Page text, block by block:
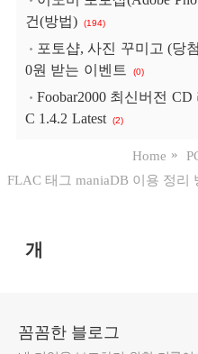
건(방법)
(194)
포토샵, 사진 꾸미고 (당
0원 받는 이벤트
(0)
Foobar2000 최신버전
C 1.4.2 Latest
(2)
Home
FLAC 태그 maniaDB 이용 정리
개
꼼꼼한 블로그